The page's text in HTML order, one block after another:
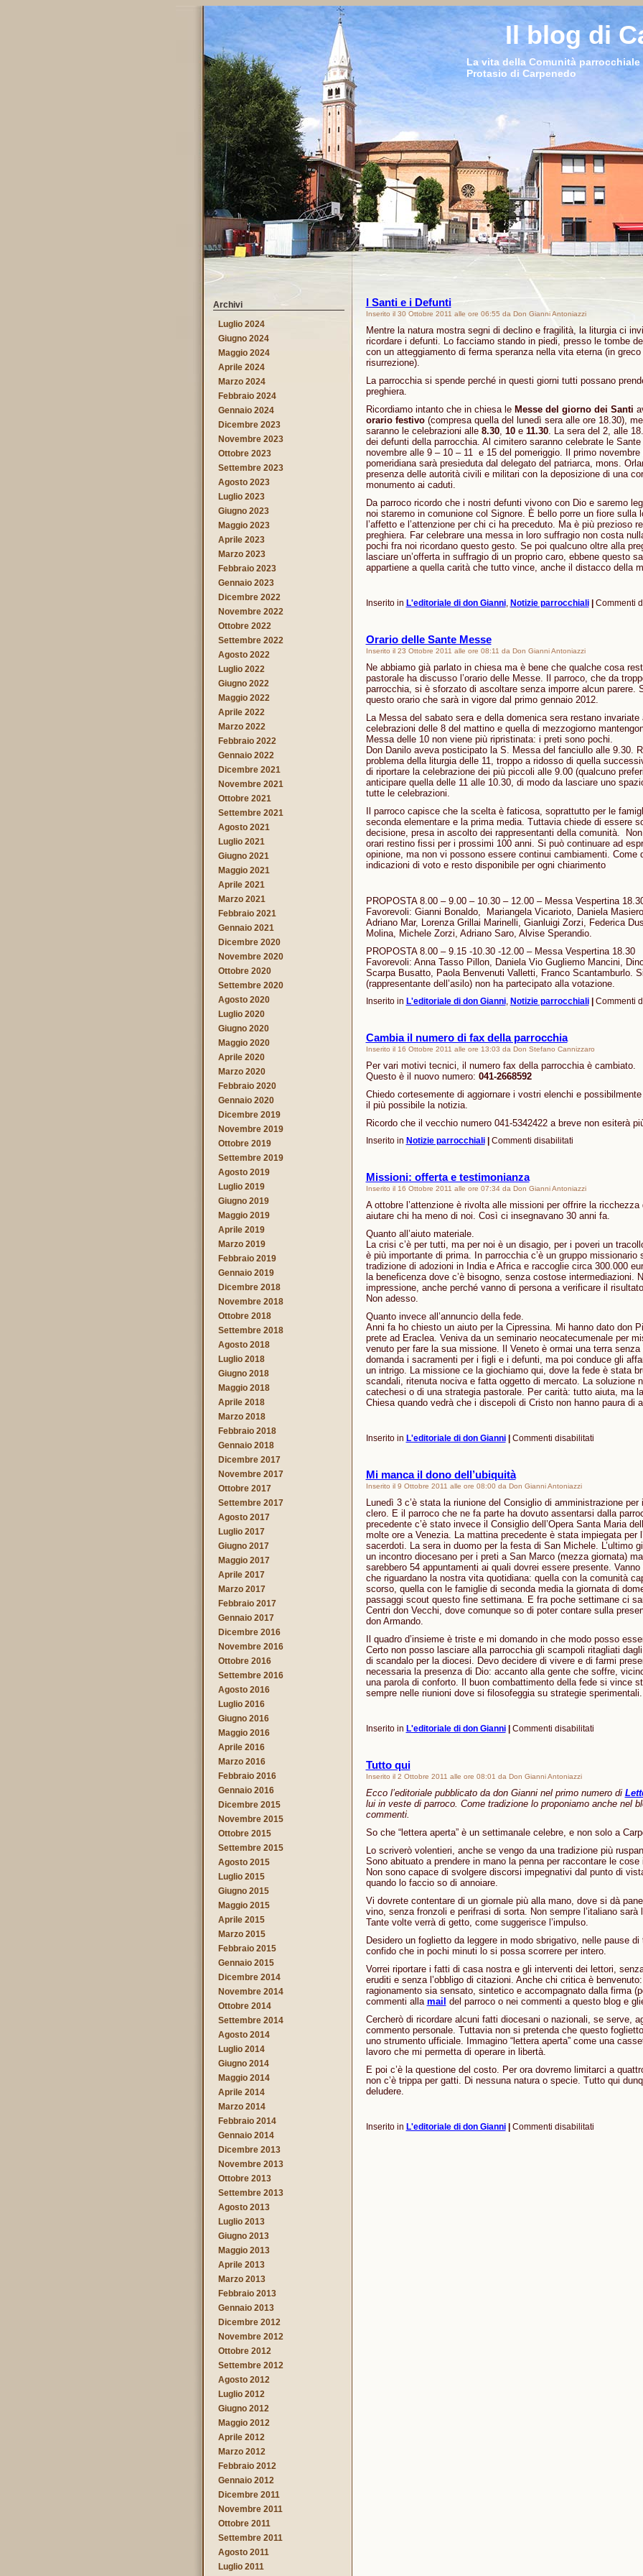
Il blog di
La vita della Comunità parrocchiale
Protasio di Carpenedo
I Santi e i Defunti
Inserito il 30 Ottobre 2011 alle ore 06:55 da Don Gianni Antoniazzi
Mentre la natura mostra segni di declino e fragilità, la liturgia ci
ricordare i defunti. Lo facciamo stando in piedi, presso le tombe
con un atteggiamento di ferma speranza nella vita eterna (in
risurrezione).
La parrocchia si spende perché in questi giorni tutti possano
preghiera.
Ricordiamo intanto che in chiesa le Messe del giorno dei Santi
orario festivo(compresa quella del lunedì sera alle ore 18.30),
saranno le celebrazioni alle 8.30, 10e 11.30. La sera del 2, alle
dei defunti della parrocchia. Al cimitero saranno celebrate le
novembre alle 9 – 10 – 11 e 15 del pomeriggio. Il primo novembre
pomeridiana sarà presieduta dal delegato del patriarca, mons.
presenza delle autorità civili e militari con la deposizione di una
monumento ai caduti.
Da parroco ricordo che i nostri defunti vivono con Dio e saremo
noi staremo in comunione col Signore. È bello porre un fiore sulla
l’affetto e l’attenzione per chi ci ha preceduto. Ma è più prezioso
preghiera. Far celebrare una messa in loro suffragio non costa
pochi fra noi ricordano questo gesto. Se poi qualcuno oltre alla
lasciare un’offerta in suffragio di un proprio caro, ebbene questo
appartiene a quella carità che tutto vince, anche il distacco della
Inserito in L'editoriale di don Gianni, Notizie parrocchiali Commenti
Orario delle Sante Messe
Inserito il 23 Ottobre 2011 alle ore 08:11 da Don Gianni Antoniazzi
Ne abbiamo già parlato in chiesa ma è bene che qualche cosa
pastorale ha discusso l’orario delle Messe. Il parroco, che da
parrocchia, si è sforzato di ascoltare senza imporre alcun parere.
questo orario che sarà in vigore dal primo gennaio 2012.
La Messa del sabato sera e della domenica sera restano invariate
celebrazioni delle 8 del mattino e quella di mezzogiorno
Messa delle 10 non viene più ripristinata: i preti sono pochi.
Don Danilo aveva posticipato la S. Messa del fanciullo alle 9.30.
problema della liturgia delle 11, troppo a ridosso di quella
di riportare la celebrazione dei più piccoli alle 9.00 (qualcuno
anticipare quella delle 11 alle 10.30, di modo da lasciare uno
tutte le celebrazioni.
Il parroco capisce che la scelta è faticosa, soprattutto per le
seconda elementare e la prima media. Tuttavia chiede di essere
decisione, presa in ascolto dei rappresentanti della comunità.
orari restino fissi per i prossimi 100 anni. Si può continuare ad
opinione, ma non vi possono essere continui cambiamenti. Come
indicazioni di voto e resto disponibile per ogni chiarimento
PROPOSTA 8.00 – 9.00 – 10.30 – 12.00 – Messa Vespertina
Favorevoli: Gianni Bonaldo, Mariangela Vicarioto, Daniela
Adriano Mar, Lorenza Grillai Marinelli, Gianluigi Zorzi, Federica
Molina, Michele Zorzi, Adriano Saro, Alvise Sperandio.
PROPOSTA 8.00 – 9.15 -10.30 -12.00 – Messa Vespertina 18.30
Favorevoli: Anna Tasso Pillon, Daniela Vio Gugliemo Mancini,
Scarpa Busatto, Paola Benvenuti Valletti, Franco Scantamburlo.
(rappresentante dell’asilo) non ha partecipato alla votazione.
Inserito in L'editoriale di don Gianni, Notizie parrocchiali Commenti
Cambia il numero di fax della parrocchia
Inserito il 16 Ottobre 2011 alle ore 13:03 da Don Stefano Cannizzaro
Per vari motivi tecnici, il numero fax della parrocchia è cambiato.
Questo è il nuovo numero: 041-2668592
Chiedo cortesemente di aggiornare i vostri elenchi e
il più possibile la notizia.
Ricordo che il vecchio numero 041-5342422 a breve non esiterà
Inserito in Notizie parrocchiali Commenti disabilitatisu
fax
della
parrocchia
Missioni: offerta e testimonianza
Inserito il 16 Ottobre 2011 alle ore 07:34 da Don Gianni Antoniazzi
A ottobre l’attenzione è rivolta alle missioni per offrire la ricchezza
aiutare chi ha meno di noi. Così ci insegnavano 30 anni fa.
Quanto all’aiuto materiale.
La crisi c’è per tutti, ma per noi è un disagio, per i poveri un
è più importante di prima. In parrocchia c’è un gruppo missionario
tradizione di adozioni in India e Africa e raccoglie circa 300.000
la beneficenza dove c’è bisogno, senza costose intermediazioni.
impressione, anche perché vanno di persona a verificare il
Non adesso.
Quanto invece all’annuncio della fede.
Anni fa ho chiesto un aiuto per la Cipressina. Mi hanno dato don
prete ad Eraclea. Veniva da un seminario neocatecumenale per
venuto per fare la sua missione. Il Veneto è ormai una terra
domanda i sacramenti per i figli e i defunti, ma poi conduce gli
un intrigo. La missione ce la giochiamo qui, dove la fede è stata
scandali, ritenuta nociva e fatta oggetto di mercato. La soluzione
catechesi o di una strategia pastorale. Per carità: tutto aiuta, ma
Chiesa quando vedrà che i discepoli di Cristo non hanno paura di
Inserito in L'editoriale di don Gianni Commenti disabilitatisu
Mi manca il dono dell’ubiquità
Inserito il 9 Ottobre 2011 alle ore 08:00 da Don Gianni Antoniazzi
Lunedì 3 c’è stata la riunione del Consiglio di amministrazione per
clero. E il parroco che ne fa parte ha dovuto assentarsi dalla
precedente c’è stato invece il Consiglio dell’Opera Santa Maria
molte ore a Venezia. La mattina precedente è stata impiegata per
sacerdoti. La sera in duomo per la festa di San Michele. L’ultimo
un incontro diocesano per i preti a San Marco (mezza giornata)
sarebbero 54 appuntamenti ai quali dovrei essere presente.
che riguardano la nostra vita quotidiana: quella con la comunità
scorso, quella con le famiglie di seconda media la giornata di
passaggi scout questo fine settimana. E fra poche settimane ci
Centri don Vecchi, dove comunque so di poter contare sulla
don Armando.
Il quadro d’insieme è triste e mi domando in che modo posso
Certo non posso lasciare alla parrocchia gli scampoli ritagliati
di scandalo per la diocesi. Devo decidere di vivere e di farmi
necessaria la presenza di Dio: accanto alla gente che soffre,
una parola di conforto. Il buon combattimento della fede si vince
sempre nelle riunioni dove si filosofeggia su strategie sperimentali.
Inserito in L'editoriale di don Gianni Commenti disabilitatisu
Tutto qui
Inserito il 2 Ottobre 2011 alle ore 08:01 da Don Gianni Antoniazzi
Ecco l’editoriale pubblicato da don Gianni nel primo numero di
lui in veste di parroco. Come tradizione lo proponiamo anche nel
commenti.
So che “lettera aperta” è un settimanale celebre, e non solo a
Lo scriverò volentieri, anche se vengo da una tradizione più
Sono abituato a prendere in mano la penna per raccontare le
Non sono capace di svolgere discorsi impegnativi dal punto di
quando lo faccio so di annoiare.
Vi dovrete contentare di un giornale più alla mano, dove si dà
vino, senza fronzoli e perifrasi di sorta. Non sempre l’italiano sarà
Tante volte verrà di getto, come suggerisce l’impulso.
Desidero un foglietto da leggere in modo sbrigativo, nelle pause di
confido che in pochi minuti lo si possa scorrere per intero.
Vorrei riportare i fatti di casa nostra e gli interventi dei lettori,
eruditi e senza l’obbligo di citazioni. Anche chi critica è
ragionamento sia sensato, sintetico e accompagnato dalla firma
commenti alla mail del parroco o nei commenti a questo blog e
Cercherò di ricordare alcuni fatti diocesani o nazionali, se serve,
commento personale. Tuttavia non si pretenda che questo
uno strumento ufficiale. Immagino “lettera aperta” come una
lavoro che mi permetta di operare in libertà.
E poi c’è la questione del costo. Per ora dovremo limitarci a
non c’è trippa per gatti. Di nessuna natura o specie. Tutto qui
deludere.
Inserito in L'editoriale di don Gianni Commenti disabilitatisu
Archivi
Luglio 2024
Giugno 2024
Maggio 2024
Aprile 2024
Marzo 2024
Febbraio 2024
Gennaio 2024
Dicembre 2023
Novembre 2023
Ottobre 2023
Settembre 2023
Agosto 2023
Luglio 2023
Giugno 2023
Maggio 2023
Aprile 2023
Marzo 2023
Febbraio 2023
Gennaio 2023
Dicembre 2022
Novembre 2022
Ottobre 2022
Settembre 2022
Agosto 2022
Luglio 2022
Giugno 2022
Maggio 2022
Aprile 2022
Marzo 2022
Febbraio 2022
Gennaio 2022
Dicembre 2021
Novembre 2021
Ottobre 2021
Settembre 2021
Agosto 2021
Luglio 2021
Giugno 2021
Maggio 2021
Aprile 2021
Marzo 2021
Febbraio 2021
Gennaio 2021
Dicembre 2020
Novembre 2020
Ottobre 2020
Settembre 2020
Agosto 2020
Luglio 2020
Giugno 2020
Maggio 2020
Aprile 2020
Marzo 2020
Febbraio 2020
Gennaio 2020
Dicembre 2019
Novembre 2019
Ottobre 2019
Settembre 2019
Agosto 2019
Luglio 2019
Giugno 2019
Maggio 2019
Aprile 2019
Marzo 2019
Febbraio 2019
Gennaio 2019
Dicembre 2018
Novembre 2018
Ottobre 2018
Settembre 2018
Agosto 2018
Luglio 2018
Giugno 2018
Maggio 2018
Aprile 2018
Marzo 2018
Febbraio 2018
Gennaio 2018
Dicembre 2017
Novembre 2017
Ottobre 2017
Settembre 2017
Agosto 2017
Luglio 2017
Giugno 2017
Maggio 2017
Aprile 2017
Marzo 2017
Febbraio 2017
Gennaio 2017
Dicembre 2016
Novembre 2016
Ottobre 2016
Settembre 2016
Agosto 2016
Luglio 2016
Giugno 2016
Maggio 2016
Aprile 2016
Marzo 2016
Febbraio 2016
Gennaio 2016
Dicembre 2015
Novembre 2015
Ottobre 2015
Settembre 2015
Agosto 2015
Luglio 2015
Giugno 2015
Maggio 2015
Aprile 2015
Marzo 2015
Febbraio 2015
Gennaio 2015
Dicembre 2014
Novembre 2014
Ottobre 2014
Settembre 2014
Agosto 2014
Luglio 2014
Giugno 2014
Maggio 2014
Aprile 2014
Marzo 2014
Febbraio 2014
Gennaio 2014
Dicembre 2013
Novembre 2013
Ottobre 2013
Settembre 2013
Agosto 2013
Luglio 2013
Giugno 2013
Maggio 2013
Aprile 2013
Marzo 2013
Febbraio 2013
Gennaio 2013
Dicembre 2012
Novembre 2012
Ottobre 2012
Settembre 2012
Agosto 2012
Luglio 2012
Giugno 2012
Maggio 2012
Aprile 2012
Marzo 2012
Febbraio 2012
Gennaio 2012
Dicembre 2011
Novembre 2011
Ottobre 2011
Settembre 2011
Agosto 2011
Luglio 2011